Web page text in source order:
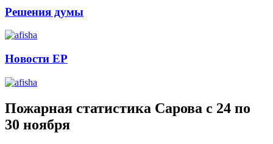
Решения думы
Новости ЕР
Пожарная статистика Сарова с 24 по
30 ноября